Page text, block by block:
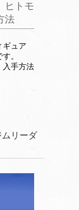
ヒトモ
法
ギュア
す。
入手方法
リーダ